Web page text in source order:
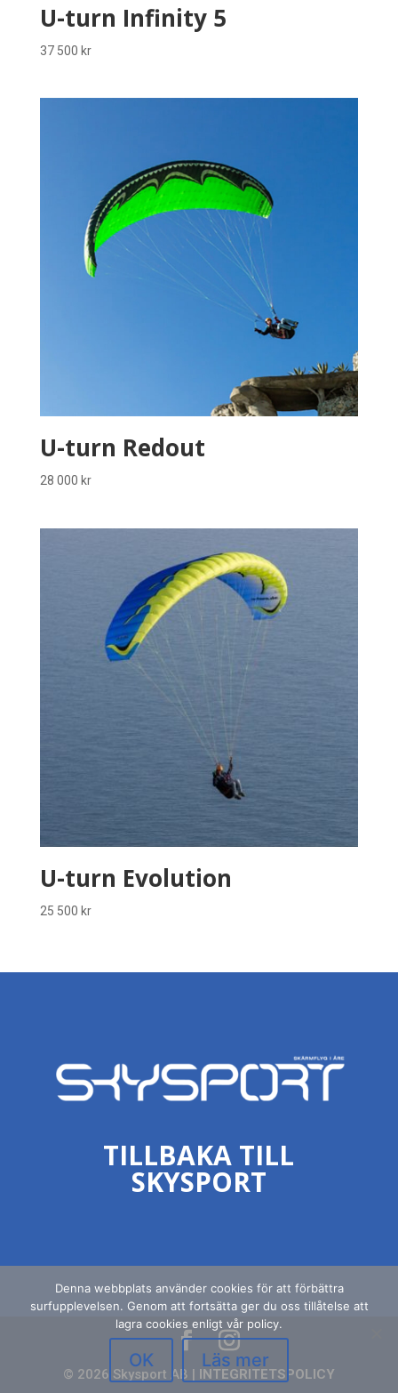
U-turn Infinity 5
37 500 kr
U-turn Redout
28 000 kr
U-turn Evolution
25 500 kr
TILLBAKA TILL
SKYSPORT
© 2026 Skysport AB | INTEGRITETSPOLICY
Denna webbplats använder cookies för att förbättra
surfupplevelsen. Genom att fortsätta ger du oss tillåtelse att
lagra cookies enligt vår policy.
OK Läs mer